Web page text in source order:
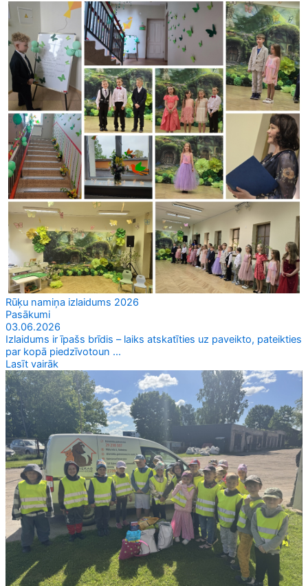
Rūķu namiņa izlaidums 2026
Pasākumi
03.06.2026
Izlaidums ir īpašs brīdis – laiks atskatīties uz paveikto, pateikties
par kopā piedzīvotoun ...
Lasīt vairāk